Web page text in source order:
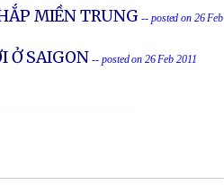
MIỀN TRUNG-- posted on 26 Feb
Ở SAIGON-- posted on 26 Feb 2011